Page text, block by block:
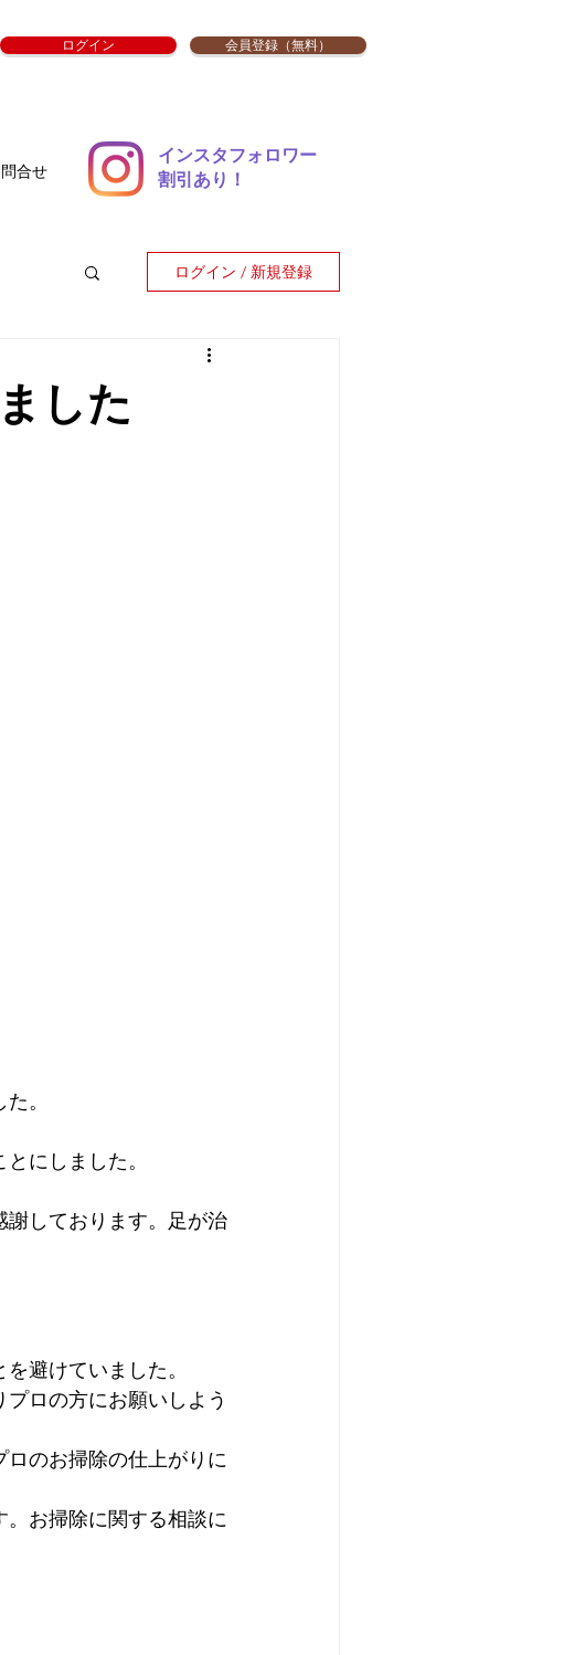
ログイン 会員登録（無料）
合せ
インスタフォロワー
​割引あり！
ログイン / 新規登録
した
。
にしました。
しております。足が治
避けていました。
ロの方にお願いしよう
のお掃除の仕上がりに
お掃除に関する相談に